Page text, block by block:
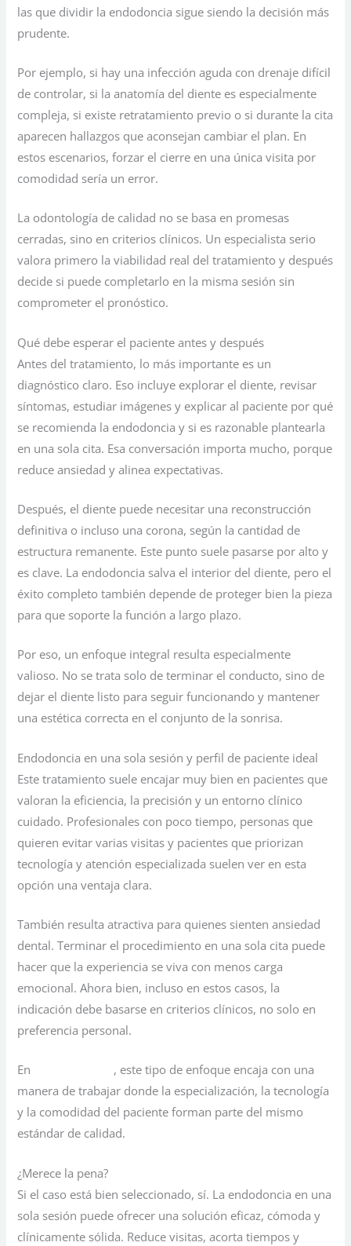
las que dividir la endodoncia sigue siendo la decisión más
prudente.
Por ejemplo, si hay una infección aguda con drenaje difícil
de controlar, si la anatomía del diente es especialmente
compleja, si existe retratamiento previo o si durante la cita
aparecen hallazgos que aconsejan cambiar el plan. En
estos escenarios, forzar el cierre en una única visita por
comodidad sería un error.
La odontología de calidad no se basa en promesas
cerradas, sino en criterios clínicos. Un especialista serio
valora primero la viabilidad real del tratamiento y después
decide si puede completarlo en la misma sesión sin
comprometer el pronóstico.
Qué debe esperar el paciente antes y después
Antes del tratamiento, lo más importante es un
diagnóstico claro. Eso incluye explorar el diente, revisar
síntomas, estudiar imágenes y explicar al paciente por qué
se recomienda la endodoncia y si es razonable plantearla
en una sola cita. Esa conversación importa mucho, porque
reduce ansiedad y alinea expectativas.
Después, el diente puede necesitar una reconstrucción
definitiva o incluso una corona, según la cantidad de
estructura remanente. Este punto suele pasarse por alto y
es clave. La endodoncia salva el interior del diente, pero el
éxito completo también depende de proteger bien la pieza
para que soporte la función a largo plazo.
Por eso, un enfoque integral resulta especialmente
valioso. No se trata solo de terminar el conducto, sino de
dejar el diente listo para seguir funcionando y mantener
una estética correcta en el conjunto de la sonrisa.
Endodoncia en una sola sesión y perfil de paciente ideal
Este tratamiento suele encajar muy bien en pacientes que
valoran la eficiencia, la precisión y un entorno clínico
cuidado. Profesionales con poco tiempo, personas que
quieren evitar varias visitas y pacientes que priorizan
tecnología y atención especializada suelen ver en esta
opción una ventaja clara.
También resulta atractiva para quienes sienten ansiedad
dental. Terminar el procedimiento en una sola cita puede
hacer que la experiencia se viva con menos carga
emocional. Ahora bien, incluso en estos casos, la
indicación debe basarse en criterios clínicos, no solo en
preferencia personal.
En
, este tipo de enfoque encaja con una
manera de trabajar donde la especialización, la tecnología
y la comodidad del paciente forman parte del mismo
estándar de calidad.
¿Merece la pena?
Si el caso está bien seleccionado, sí. La endodoncia en una
sola sesión puede ofrecer una solución eficaz, cómoda y
clínicamente sólida. Reduce visitas, acorta tiempos y